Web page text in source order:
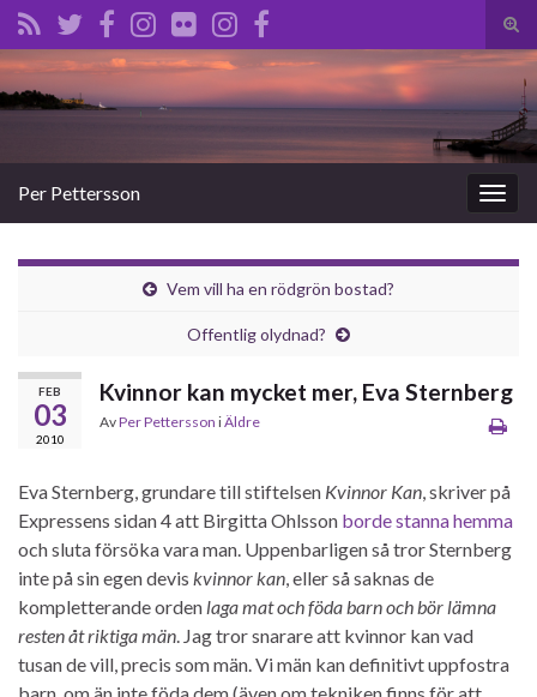
Slå
på/
Search for:
Slå
på/av
Per Pettersson
Vem vill ha en rödgrön bostad?
Offentlig olydnad?
FEB
03
2010
Kvinnor kan mycket mer, Eva Sternberg
AvPer Pettersson iÄldre
Eva Sternberg, grundare till stiftelsen Kvinnor Kan, skriver på
Expressens sidan 4 att Birgitta Ohlsson borde stanna hemma
och sluta försöka vara man. Uppenbarligen så tror Sternberg
inte på sin egen devis kvinnor kan, eller så saknas de
kompletterande orden laga mat och föda barn och bör lämna
resten åt riktiga män. Jag tror snarare att kvinnor kan vad
tusan de vill, precis som män. Vi män kan definitivt uppfostra